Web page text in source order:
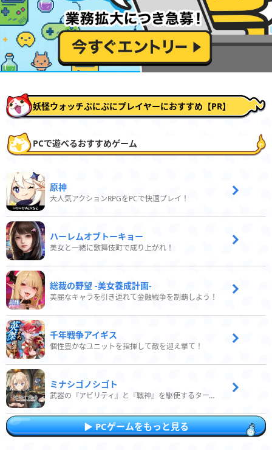
妖怪ウォッチぷにぷにプレイヤーにおすすめ【PR】
PCで遊べるおすすめゲーム
原神
大人気アクションRPGをPCで快適プレイ！
ハーレムオブトーキョー
美女と一緒に歌舞伎町で成り上がれ！
総裁の野望 -美女養成計画-
美麗なキャラを引き連れて金融戦争を制覇しよう！
千年戦争アイギス
個性豊かなユニットを指揮して敵を迎え撃て！
ミナシゴノシゴト
武器の『アビリティ』と『戦神』を駆使するターン制コマンドバトルRPG！
PCゲームをもっと見る